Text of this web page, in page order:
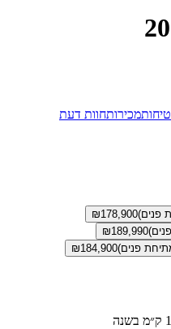
מכירותחוות דעת
₪178,900
₪189,990
₪184,900